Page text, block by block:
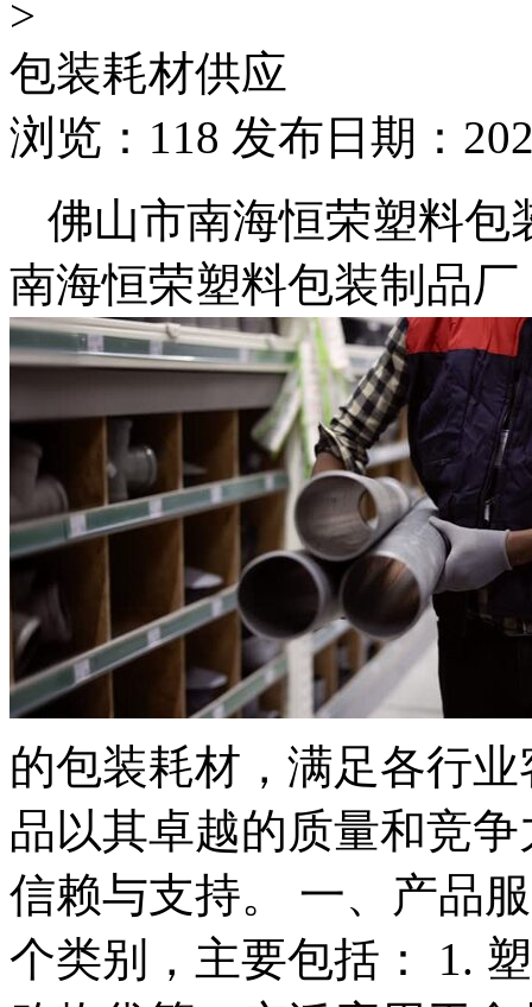
>
包装耗材供应
浏览：118 发布日期：
佛山市南海恒荣塑料包
南海恒荣塑料包装制品厂
的包装耗材，满足各行
品以其卓越的质量和竞
信赖与支持。 一、产品
个类别，主要包括： 1.